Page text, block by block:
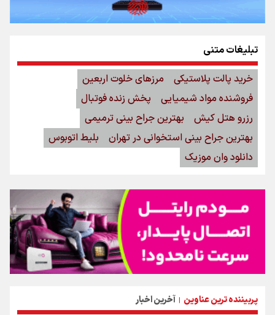
پربیننده ترین عناوین | آخرین اخبار
تبلیغات متنی
خرید پالت پلاستیکی
مرزهای خلوت اربعین
فروشنده مواد شیمیایی
پخش زنده فوتبال
رزرو هتل کیش
بهترین جراح بینی ترمیمی
بهترین جراح بینی استخوانی در تهران
بلیط اتوبوس
دانلود وان موزیک